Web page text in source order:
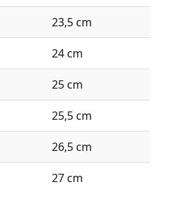
23,5 cm
24 cm
25 cm
25,5 cm
26,5 cm
27 cm